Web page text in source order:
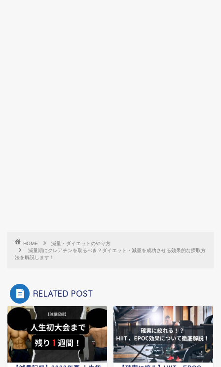
HOME
減量・ダイエットのやり方
減量期にクレアチンを取るべき？ダイエット・減量を成功させる効果的な摂取方
法を解説します！
RELATED POST